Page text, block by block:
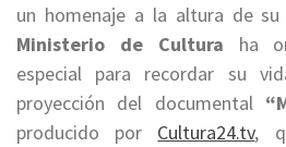
un homenaje a la altura de
Ministerio de Cultura ha
especial para recordar su
proyección del documental
producido por Cultura24.tv,